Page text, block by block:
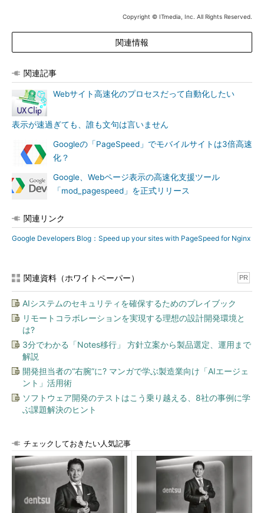
Copyright © ITmedia, Inc. All Rights Reserved.
関連情報
関連記事
Webサイト高速化のプロセスだって自動化したい
表示が速過ぎても、誰も文句は言いません
Googleの「PageSpeed」でモバイルサイトは3倍高速
化？
Google、Webページ表示の高速化支援ツール
「mod_pagespeed」を正式リリース
関連リンク
Google Developers Blog：Speed up your sites with PageSpeed for Nginx
関連資料（ホワイトペーパー） PR
AIシステムのセキュリティを確保するためのプレイブック
リモートコラボレーションを実現する理想の設計開発環境と
は?
3分でわかる「Notes移行」 方針立案から製品選定、運用まで
解説
開発担当者の“右腕”に? マンガで学ぶ製造業向け「AIエージェ
ント」活用術
ソフトウェア開発のテストはこう乗り越える、8社の事例に学
ぶ課題解決のヒント
チェックしておきたい人気記事